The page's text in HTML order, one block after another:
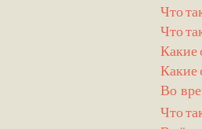
Что
Что
Какие
Какие
Во
Что